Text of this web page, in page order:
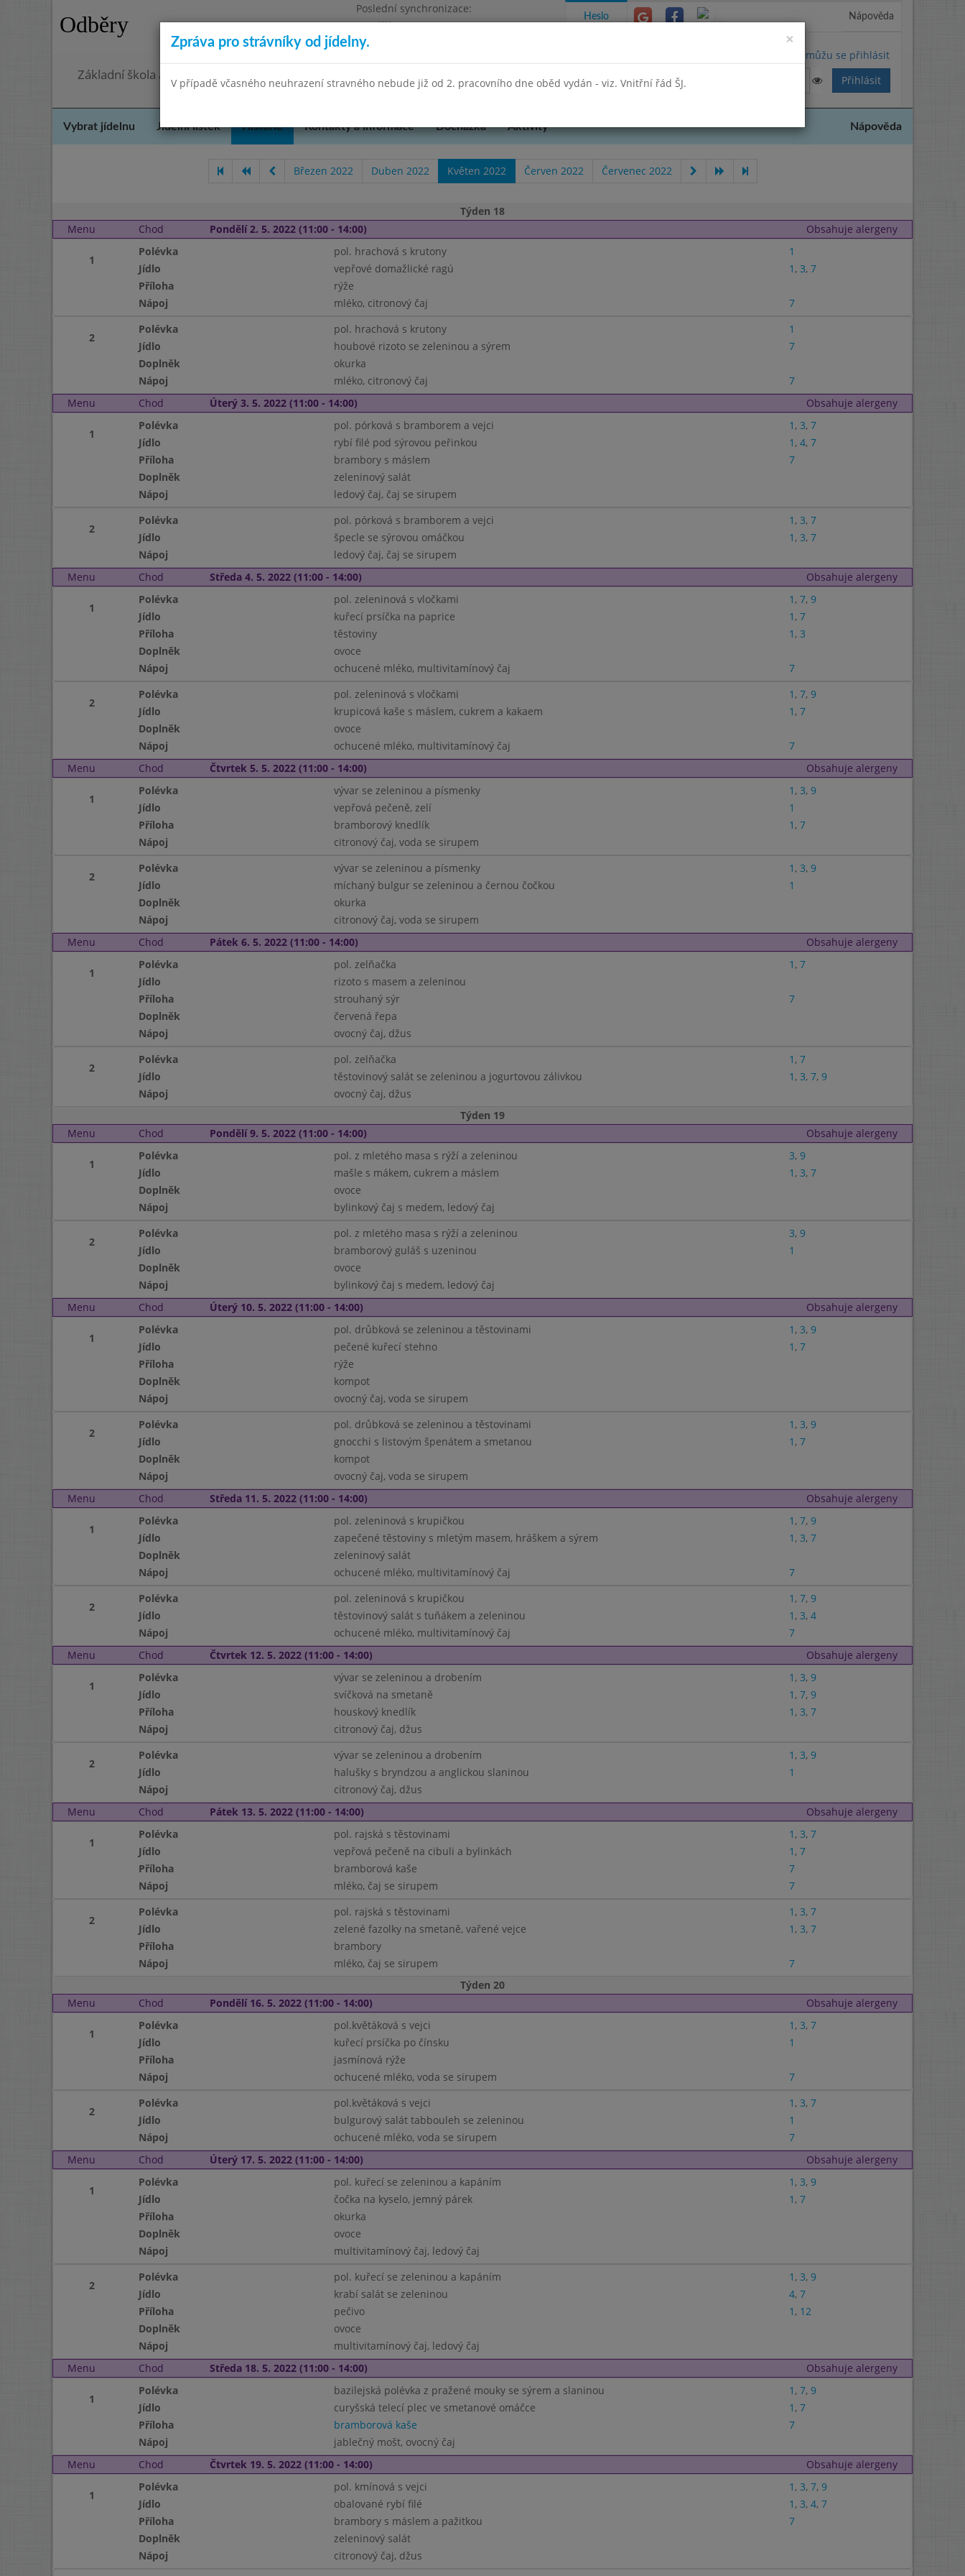
Odběry
Poslední synchronizace:
Pondělí 27.7.2026 13:26
Omezení objednávek
Základní škola a Mateřská škola, Praha 4, Ohradní 49
Heslo Nápověda
Nemůžu se přihlásit
Vybrat jídelnu Jídelní lístek Historie Kontakty a informace Docházka Aktivity Nápověda
Březen 2022 Duben 2022 Květen 2022 Červen 2022 Červenec 2022
Týden 18
Menu
Chod Pondělí 2. 5. 2022 (11:00 - 14:00) Obsahuje alergeny
1
Polévka pol. hrachová s krutony
1
Jídlo
vepřové domažlické ragú 1 , 3, 7
Příloha
rýže
Nápoj
mléko, citronový čaj 7
2
Polévka pol. hrachová s krutony
1
Jídlo
houbové rizoto se zeleninou a sýrem
7
Doplněk
okurka
Nápoj
mléko, citronový čaj
7
Menu
Chod Úterý 3. 5. 2022 (11:00 - 14:00) Obsahuje alergeny
1
Polévka pol. pórková s bramborem a vejci 1 , 3, 7
Jídlo
rybí filé pod sýrovou peřinkou 1 , 4, 7
Příloha
brambory s máslem
7
Doplněk
zeleninový salát
Nápoj
ledový čaj, čaj se sirupem
2
Polévka pol. pórková s bramborem a vejci 1 , 3, 7
Jídlo
špecle se sýrovou omáčkou 1 , 3, 7
Nápoj
ledový čaj, čaj se sirupem
Menu
Chod Středa 4. 5. 2022 (11:00 - 14:00) Obsahuje alergeny
1
Polévka pol. zeleninová s vločkami 1 , 7, 9
Jídlo
kuřecí prsíčka na paprice 1 , 7
Příloha
těstoviny 1 , 3
Doplněk
ovoce
Nápoj
ochucené mléko, multivitamínový čaj 7
2
Polévka pol. zeleninová s vločkami 1 , 7, 9
Jídlo
krupicová kaše s máslem, cukrem a kakaem 1 , 7
Doplněk
ovoce
Nápoj
ochucené mléko, multivitamínový čaj
7
Menu
Chod Čtvrtek 5. 5. 2022 (11:00 - 14:00) Obsahuje alergeny
1
Polévka vývar se zeleninou a písmenky 1 , 3, 9
Jídlo
vepřová pečeně, zelí
1
Příloha
bramborový knedlík 1 , 7
Nápoj
citronový čaj, voda se sirupem
2
Polévka vývar se zeleninou a písmenky 1 , 3, 9
Jídlo
míchaný bulgur se zeleninou a černou čočkou
1
Doplněk
okurka
Nápoj
citronový čaj, voda se sirupem
Menu
Chod Pátek 6. 5. 2022 (11:00 - 14:00) Obsahuje alergeny
1
Polévka pol. zelňačka 1 , 7
Jídlo
rizoto s masem a zeleninou
Příloha
strouhaný sýr
7
Doplněk
červená řepa
Nápoj
ovocný čaj, džus
2
Polévka pol. zelňačka 1 , 7
Jídlo
těstovinový salát se zeleninou a jogurtovou zálivkou 1 , 3, 7, 9
Nápoj
ovocný čaj, džus
Týden 19
Menu
Chod Pondělí 9. 5. 2022 (11:00 - 14:00) Obsahuje alergeny
1
Polévka pol. z mletého masa s rýží a zeleninou 3, 9
Jídlo
mašle s mákem, cukrem a máslem 1 , 3, 7
Doplněk
ovoce
Nápoj
bylinkový čaj s medem, ledový čaj
2
Polévka pol. z mletého masa s rýží a zeleninou 3, 9
Jídlo
bramborový guláš s uzeninou
1
Doplněk
ovoce
Nápoj
bylinkový čaj s medem, ledový čaj
Menu
Chod Úterý 10. 5. 2022 (11:00 - 14:00) Obsahuje alergeny
1
Polévka pol. drůbková se zeleninou a těstovinami 1 , 3, 9
Jídlo
pečené kuřecí stehno 1 , 7
Příloha
rýže
Doplněk
kompot
Nápoj
ovocný čaj, voda se sirupem
2
Polévka pol. drůbková se zeleninou a těstovinami 1 , 3, 9
Jídlo
gnocchi s listovým špenátem a smetanou 1 , 7
Doplněk
kompot
Nápoj
ovocný čaj, voda se sirupem
Menu
Chod Středa 11. 5. 2022 (11:00 - 14:00) Obsahuje alergeny
1
Polévka pol. zeleninová s krupičkou 1 , 7, 9
Jídlo
zapečené těstoviny s mletým masem, hráškem a sýrem 1 , 3, 7
Doplněk
zeleninový salát
Nápoj
ochucené mléko, multivitamínový čaj 7
2
Polévka pol. zeleninová s krupičkou 1 , 7, 9
Jídlo
těstovinový salát s tuňákem a zeleninou 1 , 3, 4
Nápoj
ochucené mléko, multivitamínový čaj
7
Menu
Chod Čtvrtek 12. 5. 2022 (11:00 - 14:00) Obsahuje alergeny
1
Polévka vývar se zeleninou a drobením 1 , 3, 9
Jídlo
svíčková na smetaně 1 , 7, 9
Příloha
houskový knedlík 1 , 3, 7
Nápoj
citronový čaj, džus
2
Polévka vývar se zeleninou a drobením 1 , 3, 9
Jídlo
halušky s bryndzou a anglickou slaninou
1
Nápoj
citronový čaj, džus
Menu
Chod Pátek 13. 5. 2022 (11:00 - 14:00) Obsahuje alergeny
1
Polévka pol. rajská s těstovinami 1 , 3, 7
Jídlo
vepřová pečeně na cibuli a bylinkách 1 , 7
Příloha
bramborová kaše
7
Nápoj
mléko, čaj se sirupem 7
2
Polévka pol. rajská s těstovinami 1 , 3, 7
Jídlo
zelené fazolky na smetaně, vařené vejce 1 , 3, 7
Příloha
brambory
Nápoj
mléko, čaj se sirupem
7
Týden 20
Menu
Chod Pondělí 16. 5. 2022 (11:00 - 14:00) Obsahuje alergeny
1
Polévka pol.květáková s vejci 1 , 3, 7
Jídlo
kuřecí prsíčka po čínsku
1
Příloha
jasmínová rýže
Nápoj
ochucené mléko, voda se sirupem 7
2
Polévka pol.květáková s vejci 1 , 3, 7
Jídlo
bulgurový salát tabbouleh se zeleninou
1
Nápoj
ochucené mléko, voda se sirupem
7
Menu
Chod Úterý 17. 5. 2022 (11:00 - 14:00) Obsahuje alergeny
1
Polévka pol. kuřecí se zeleninou a kapáním 1 , 3, 9
Jídlo
čočka na kyselo, jemný párek 1 , 7
Příloha
okurka
Doplněk
ovoce
Nápoj
multivitamínový čaj, ledový čaj
2
Polévka pol. kuřecí se zeleninou a kapáním 1 , 3, 9
Jídlo
krabí salát se zeleninou 4, 7
Příloha
pečivo 1 , 12
Doplněk
ovoce
Nápoj
multivitamínový čaj, ledový čaj
Menu
Chod Středa 18. 5. 2022 (11:00 - 14:00) Obsahuje alergeny
1
Polévka bazilejská polévka z pražené mouky se sýrem a slaninou 1 , 7, 9
Jídlo
curyšská telecí plec ve smetanové omáčce 1 , 7
Příloha
bramborová kaše
7
Nápoj
jablečný mošt, ovocný čaj
Menu
Chod Čtvrtek 19. 5. 2022 (11:00 - 14:00) Obsahuje alergeny
1
Polévka pol. kmínová s vejci 1 , 3, 7, 9
Jídlo
obalované rybí filé 1 , 3, 4, 7
Příloha
brambory s máslem a pažitkou
7
Doplněk
zeleninový salát
Nápoj
citronový čaj, džus
×
Zpráva pro strávníky od jídelny.
V případě včasného neuhrazení stravného nebude již od 2. pracovního dne oběd vydán - viz. Vnitřní řád ŠJ.